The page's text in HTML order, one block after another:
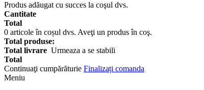
Produs adăugat cu succes la coşul dvs.
Cantitate
Total
0 articole în coșul dvs. Aveţi un produs în coş.
Total produse:
Total livrare Urmeaza a se stabili
Total
Continuaţi cumpărăturie Finalizați comanda
Meniu